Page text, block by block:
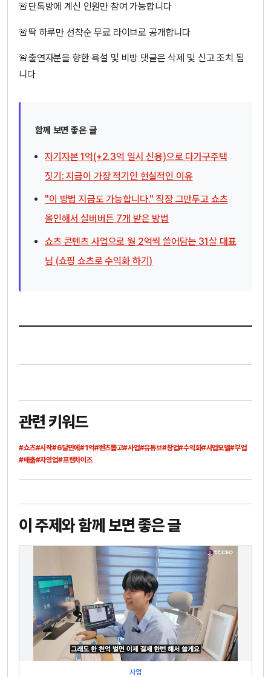
🚨단톡방에 계신 인원만 참여 가능합니다
🚨딱 하루만 선착순 무료 라이브로 공개합니다
🚨출연자분을 향한 욕설 및 비방 댓글은 삭제 및 신고 조치 됩
니다
함께 보면 좋은 글
자기자본 1억(+2.3억 일시 신용)으로 다가구주택
짓기: 지금이 가장 적기인 현실적인 이유
"이 방법 지금도 가능합니다." 직장 그만두고 쇼츠
올인해서 실버버튼 7개 받은 방법
쇼츠 콘텐츠 사업으로 월 2억씩 쓸어담는 31살 대표
님 (쇼핑 쇼츠로 수익화 하기)
관련 키워드
#쇼츠#시작#6달만에#1억#벤츠뽑고#사업#유튜브#창업#수익화#사업모델#부업
#매출#자영업#프랜차이즈
이 주제와 함께 보면 좋은 글
사업